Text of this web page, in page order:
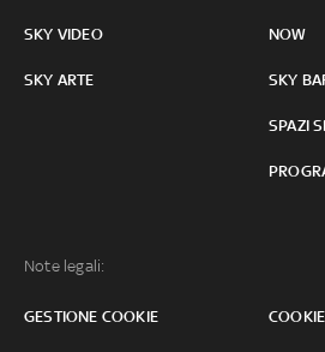
SKY VIDEO
SKY ARTE
NOW
SKY
SPAZI
Note legali:
GESTIONE COOKIE